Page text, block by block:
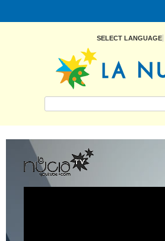
SELECT LANGUAGE